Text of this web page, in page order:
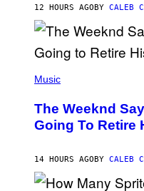
E
)
M
O
E
N
E
D
E
R
E
T
12 HOURS AGO BY CALEB
P
O
B
E
D
R
Music
The Weeknd
Going To Retire
14 HOURS AGO BY CALEB